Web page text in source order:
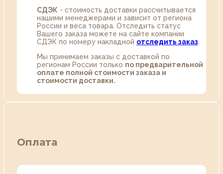
СДЭК - стоимость доставки рассчитывается
нашими менеджерами и зависит от региона
России и веса товара. Отследить статус
Вашего заказа можете на сайте компании
СДЭК по номеру накладной отследить заказ
Мы принимаем заказы с доставкой по
регионам России только по предварительной
оплате полной стоимости заказа и
стоимости доставки.
Оплата